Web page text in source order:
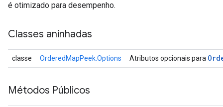
é otimizado para desempenho.
Classes aninhadas
classe OrderedMapPeek.Options Atributos opcionais para
Métodos Públicos